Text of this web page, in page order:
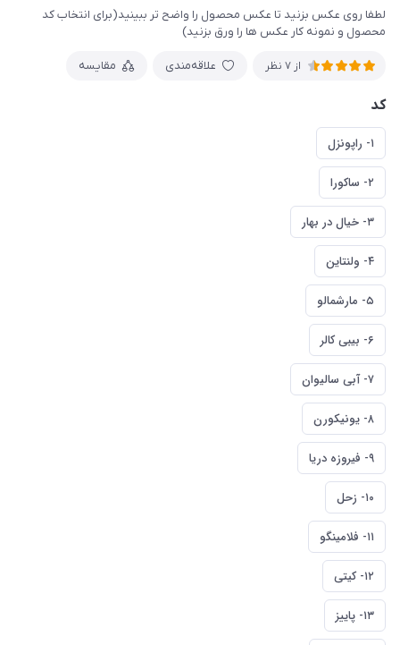
لطفا روی عکس بزنید تا عکس محصول را واضح تر ببینید(برای انتخاب کد
محصول و نمونه کار عکس ها را ورق بزنید)
از 7 نظر علاقه‌مندی مقایسه
کد
۱- راپونزل
۲- ساکورا
۳- خیال در بهار
۴- ولنتاین
۵- مارشمالو
۶- بیبی کالر
۷- آبی سالیوان
۸- یونیکورن
۹- فیروزه دریا
۱۰- زحل
۱۱- فلامینگو
۱۲- کیتی
۱۳- پاییز